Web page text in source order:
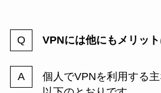
VPNには他にもメリッ
個人でVPNを利用する主